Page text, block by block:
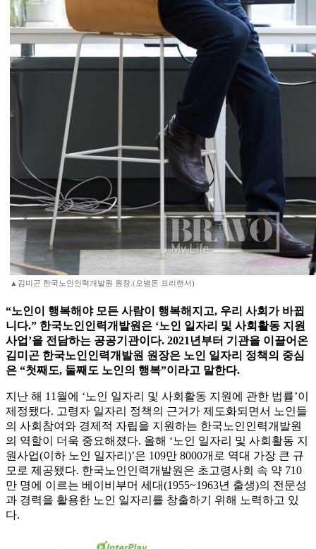
▲김미곤 한국노인인력개발원 원장.(오병돈 프리랜서)
“노인이 행복해야 모든 사람이 행복해지고, 우리 사회가 바뀝
니다.” 한국노인인력개발원은 ‘노인 일자리 및 사회활동 지원
사업’을 전담하는 공공기관이다. 2021년부터 기관을 이끌어온
김미곤 한국노인인력개발원 원장은 노인 일자리 정책의 중심
은 “첫째도, 둘째도 노인의 행복”이라고 말한다.
지난 해 11월에 ‘노인 일자리 및 사회활동 지원에 관한 법률’이
제정됐다. 고령자 일자리 정책의 근거가 제도화되면서 노인들
의 사회참여와 경제적 자립을 지원하는 한국노인인력개발원
의 역할이 더욱 중요해졌다. 올해 ‘노인 일자리 및 사회활동 지
원사업(이하 노인 일자리)’은 109만 8000개로 역대 가장 큰 규
모로 제공됐다. 한국노인인력개발원은 초고령사회 속 약 710
만 명에 이르는 베이비부머 세대(1955~1963년 출생)의 전문성
과 경력을 활용한 노인 일자리를 창출하기 위해 노력하고 있
다.